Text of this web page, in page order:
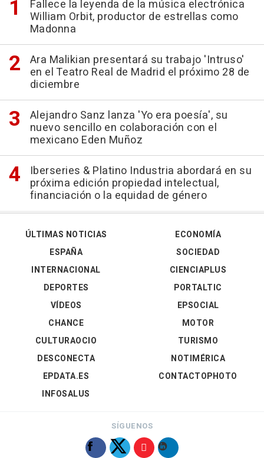
Fallece la leyenda de la música electrónica
William Orbit, productor de estrellas como
Madonna
Ara Malikian presentará su trabajo 'Intruso'
en el Teatro Real de Madrid el próximo 28 de
diciembre
Alejandro Sanz lanza 'Yo era poesía', su
nuevo sencillo en colaboración con el
mexicano Eden Muñoz
Iberseries & Platino Industria abordará en su
próxima edición propiedad intelectual,
financiación o la equidad de género
ÚLTIMAS NOTICIAS
ESPAÑA
INTERNACIONAL
DEPORTES
VÍDEOS
ECONOMÍA
SOCIEDAD
CIENCIAPLUS
PORTALTIC
EPSOCIAL
CHANCE
CULTURAOCIO
DESCONECTA
EPDATA.ES
INFOSALUS
MOTOR
TURISMO
NOTIMÉRICA
CONTACTOPHOTO
SÍGUENOS